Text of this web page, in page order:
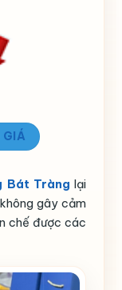
GIÁ
Bát Tràng lại
gây cảm
chế được các